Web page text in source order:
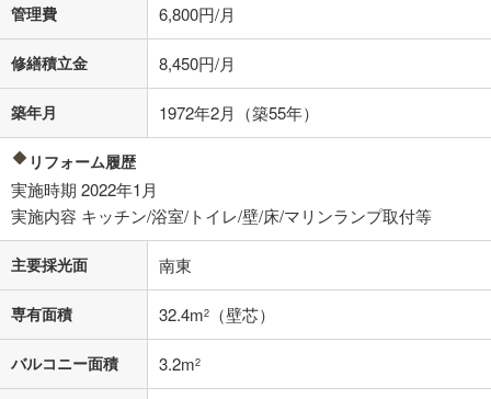
不動産会社に購入相談をする
閉じる
管理費 6,800円/月
修繕積立金 8,450円/月
築年月 1972年2月（築55年）
リフォーム履歴
実施時期 2022年1月
実施内容 キッチン/浴室/トイレ/壁/床/マリンランプ取付等
主要採光面 南東
専有面積 32.4m2 （壁芯）
バルコニー面積 3.2m2